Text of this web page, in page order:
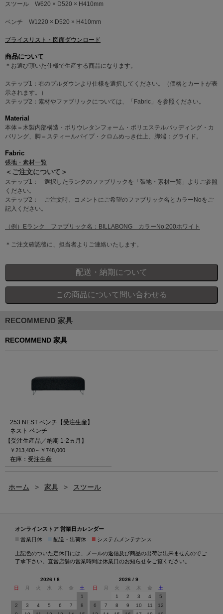
スツール W620 × D520 × H410mm
ベンチ W1220 × D520 × H410mm
プライスリスト・図面ダウンロード
商品について
＊お選び頂いた仕様で生産する商品になります。
ステップ1：右のプルダウンより仕様を選択してください。（価格とカートが表
示されます。）
ステップ2：素材やファブリックについては、「Fabric」を参照ください。
Material
本体＝木製内部構造・ポリウレタンフォーム・ポリエステルパッディング・カ
バリング、脚＝スティールパイプ・クロムめっき仕上、脚端：グライド。
Fabric
張地・素材一覧
＜ご注文について＞
ステップ1： 選択したランクのファブリックを「張地・素材一覧」よりご参照
ください。
ステップ2： ご注文時、コメントにご希望のファブリック名とカラーNoをご
記入ください。
（例）Eランク ファブリック名：BILLABONG カラーNo:200ホワイト
＊ご注文確認後に、担当者よりご連絡いたします。
RECOMMEND 家具
RECOMMEND 家具
253 NEST ベンチ【受注生産】
ネスト ベンチ
【受注生産品／納期 1-2ヵ月】
￥213,400～ ￥748,000
在庫：受注生産
ホーム > 家具 > スツール
オンラインストア 営業日カレンダー
営業日休 配送・出荷休 ■ システムメンテナンス
上記色のついた定休日には、メールの返信及び商品の出荷は出来ませんのでご
了承下さい。直営店舗の営業時間は休業日のお知らせをご覧ください。
2026 / 8
日
月 火 水 木 金
土
1
2
3 4 5 6 7
8
2026 / 9
日
月 火 水 木 金
土
1
2 3 4
5
6
7 8 9 10 11
12